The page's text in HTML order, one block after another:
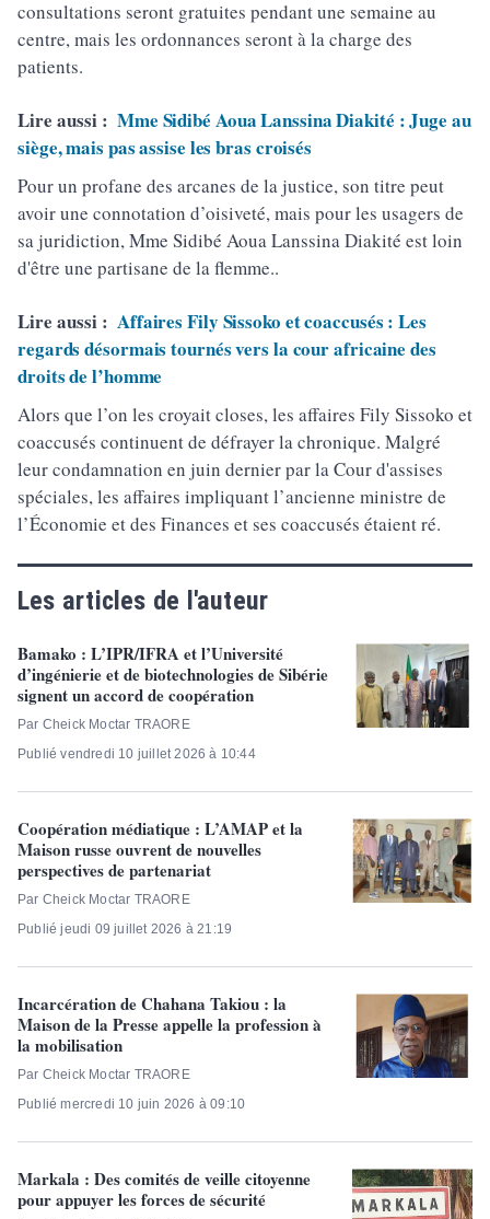
consultations seront gratuites pendant une semaine au
centre, mais les ordonnances seront à la charge des
patients.
Lire aussi : Mme Sidibé Aoua Lanssina Diakité : Juge au
siège, mais pas assise les bras croisés
Pour un profane des arcanes de la justice, son titre peut
avoir une connotation d’oisiveté, mais pour les usagers de
sa juridiction, Mme Sidibé Aoua Lanssina Diakité est loin
d'être une partisane de la flemme..
Lire aussi : Affaires Fily Sissoko et coaccusés : Les
regards désormais tournés vers la cour africaine des
droits de l’homme
Alors que l’on les croyait closes, les affaires Fily Sissoko et
coaccusés continuent de défrayer la chronique. Malgré
leur condamnation en juin dernier par la Cour d'assises
spéciales, les affaires impliquant l’ancienne ministre de
l’Économie et des Finances et ses coaccusés étaient ré.
Les articles de l'auteur
Bamako : L’IPR/IFRA et l’Université
d’ingénierie et de biotechnologies de Sibérie
signent un accord de coopération
Par Cheick Moctar TRAORE
Publié vendredi 10 juillet 2026 à 10:44
Coopération médiatique : L’AMAP et la
Maison russe ouvrent de nouvelles
perspectives de partenariat
Par Cheick Moctar TRAORE
Publié jeudi 09 juillet 2026 à 21:19
Incarcération de Chahana Takiou : la
Maison de la Presse appelle la profession à
la mobilisation
Par Cheick Moctar TRAORE
Publié mercredi 10 juin 2026 à 09:10
Markala : Des comités de veille citoyenne
pour appuyer les forces de sécurité